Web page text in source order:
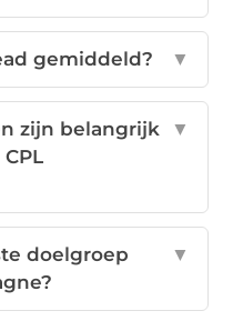
gemiddeld? ▼
zijn belangrijk
▼
doelgroep
▼